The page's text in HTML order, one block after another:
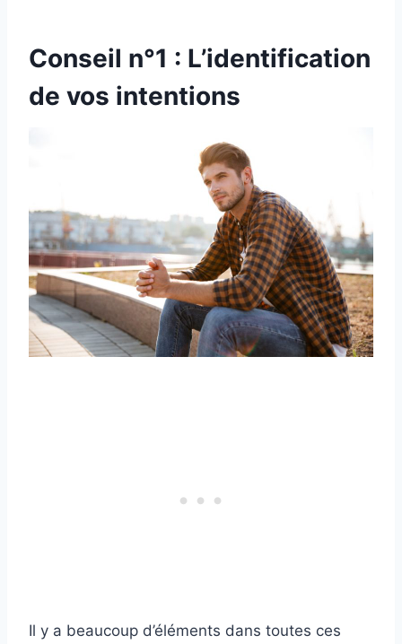
Conseil n°1 : L’identification
de vos intentions
Il y a beaucoup d’éléments dans toutes ces